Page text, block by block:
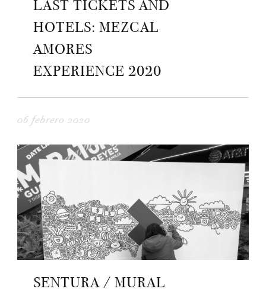
LAST TICKETS AND
HOTELS: MEZCAL
AMORES
EXPERIENCE 2020
06 febrero 2020
SENTURA / MURAL